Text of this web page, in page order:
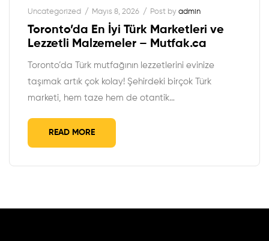
Uncategorized Mayıs 8, 2026 Post by admin
Toronto’da En İyi Türk Marketleri ve
Lezzetli Malzemeler – Mutfak.ca
Toronto’da Türk mutfağının lezzetlerini evinize
taşımak artık çok kolay! Şehirdeki birçok Türk
marketi, hem taze hem de otantik…
READ MORE